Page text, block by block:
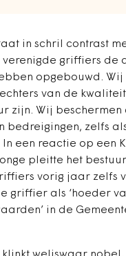
in schril contrast
griffiers de
opgebouwd.
van de
zijn. Wij beschermen
bedreigingen, zelfs
een reactie op een
pleitte het
vorig jaar zelfs
griffier als ‘hoeder
in de